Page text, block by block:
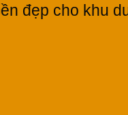
đẹp cho khu